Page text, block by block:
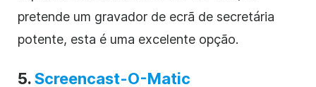
pretende um gravador de ecrã de secretária
potente, esta é uma excelente opção.
5.Screencast-O-Matic